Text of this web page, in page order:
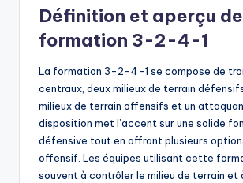
Définition et aperçu
formation 3-2-4-1
La formation 3-2-4-1 se compose de
centraux, deux milieux de terrain
milieux de terrain offensifs et un
disposition met l’accent sur une solide
défensive tout en offrant plusieurs
offensif. Les équipes utilisant cette
souvent à contrôler le milieu de terrain et